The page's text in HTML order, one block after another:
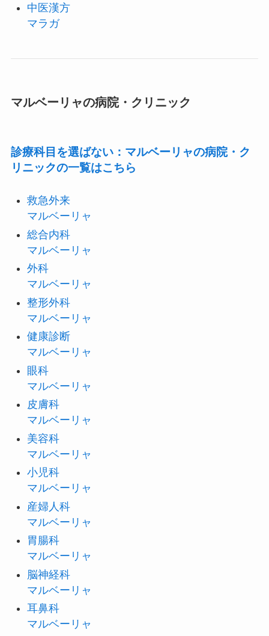
中医漢方
マラガ
マルベーリャの病院・クリニック
診療科目を選ばない：マルベーリャの病院・ク
リニックの一覧はこちら
救急外来
マルベーリャ
総合内科
マルベーリャ
外科
マルベーリャ
整形外科
マルベーリャ
健康診断
マルベーリャ
眼科
マルベーリャ
皮膚科
マルベーリャ
美容科
マルベーリャ
小児科
マルベーリャ
産婦人科
マルベーリャ
胃腸科
マルベーリャ
脳神経科
マルベーリャ
耳鼻科
マルベーリャ